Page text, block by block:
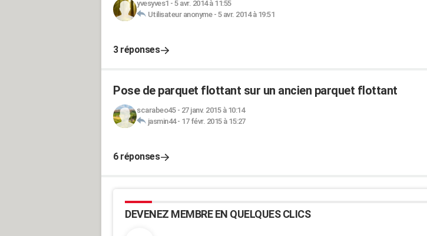
yvesyves1 - 5 avr. 2014 à 11:55
Utilisateur anonyme- 5 avr. 2014 à 19:51
3 réponses
Pose de parquet flottant sur un ancien parquet flottant
scarabeo45- 27 janv. 2015 à 10:14
jasmin44- 17 févr. 2015 à 15:27
6 réponses
DEVENEZ MEMBRE EN QUELQUES CLICS